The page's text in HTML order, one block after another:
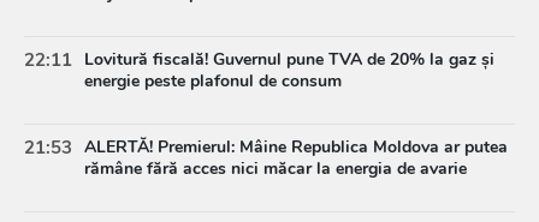
22:11 Lovitură fiscală! Guvernul pune TVA de 20% la gaz și
energie peste plafonul de consum
21:53 ALERTĂ! Premierul: Mâine Republica Moldova ar putea
rămâne fără acces nici măcar la energia de avarie